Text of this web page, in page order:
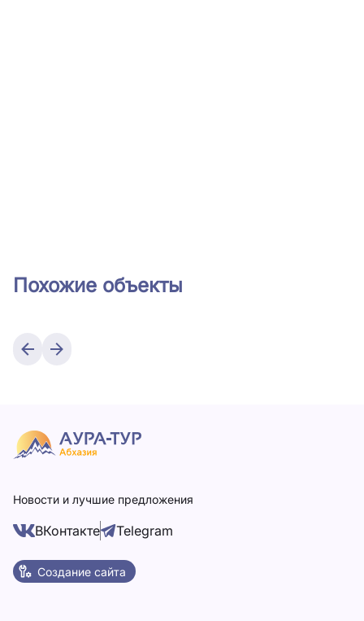
Похожие объекты
Новости и лучшие предложения
ВКонтакте Telegram
Создание сайта